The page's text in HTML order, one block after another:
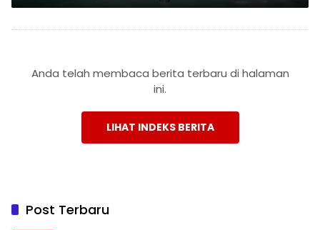
Anda telah membaca berita terbaru di halaman
ini.
LIHAT INDEKS BERITA
Post Terbaru